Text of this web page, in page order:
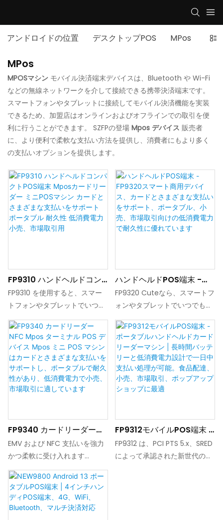
アンドロイドの位置 デスクトップPOS MPos 従
MPos
MPOSマシン モバイル決済端末デバイスは、Bluetooth や Wi-Fi
などの無線ネットワークを介して接続できる携帯決済端末です。
スマートフォンやタブレットに接続してモバイル決済機能を実装
できるため、加盟店はオンラインおよびオフラインでの取引を便
利に行うことができます。 SZFPの登場 Mpos デバイス 販売者
に、より便利で柔軟な支払い方法を提供し、消費者にもより多く
の支払いオプションを提供します。
FP9310 ハンドヘルドコン
パクトPOS端末 Mposカー
ドリーダー ミニPOSマシン
をサポート ポータブル 耐久
性 低消費電力 小売、市場取
引用
FP9310 を使用すると、スマー
トフォンやタブレットでいつで
もどこでも安全な支払いが可能
になります。 iOS、Android、
Windows で実行されているア
プリと簡単に統合できます。
ハンドヘルドPOS端末 -
FP9320スマート商用デバ
イス、カードとさまざまな
ブル、小売、市場取引向け
の低消費電力で耐久性に優
れています
FP9320 Cuteなら、スマートフ
ォンやタブレットでいつでもど
こでも安全にお支払いいただけ
ます。 iOS、Android、
Windows で実行されているア
プリと簡単に統合できます。
FP9340 カードリーダー
NFC Mpos ターミナル
POS デバイス Mpos ミニ
ざまな支払いをサポート
し、ポータブルで耐久性が
あり、低消費電力で小売、
市場取引に適しています
EMV および NFC 支払いを強力
かつ柔軟に受け入れます
Bluetooth または USB 経由で
スマート デバイスに接続します
iOS、Android、Windows、
Linux 上のアプリに簡単に統合
FP9312モバイルPOS端末 -
ポータブルハンドヘルドカ
ードリーダーマシン | 長時
FP9312 は、PCI PTS 5.x、SRED
によって承認された新世代のス